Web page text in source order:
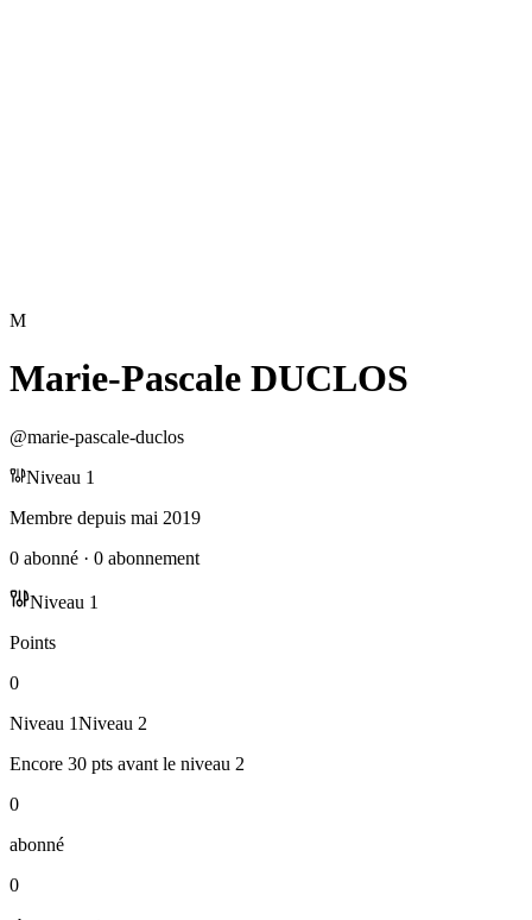
M
Marie-Pascale DUCLOS
@marie-pascale-duclos
Niveau 1
Membre depuis mai 2019
0 abonné · 0 abonnement
Niveau 1
Points
0
Niveau 1Niveau 2
Encore 30 pts avant le niveau 2
0
abonné
0